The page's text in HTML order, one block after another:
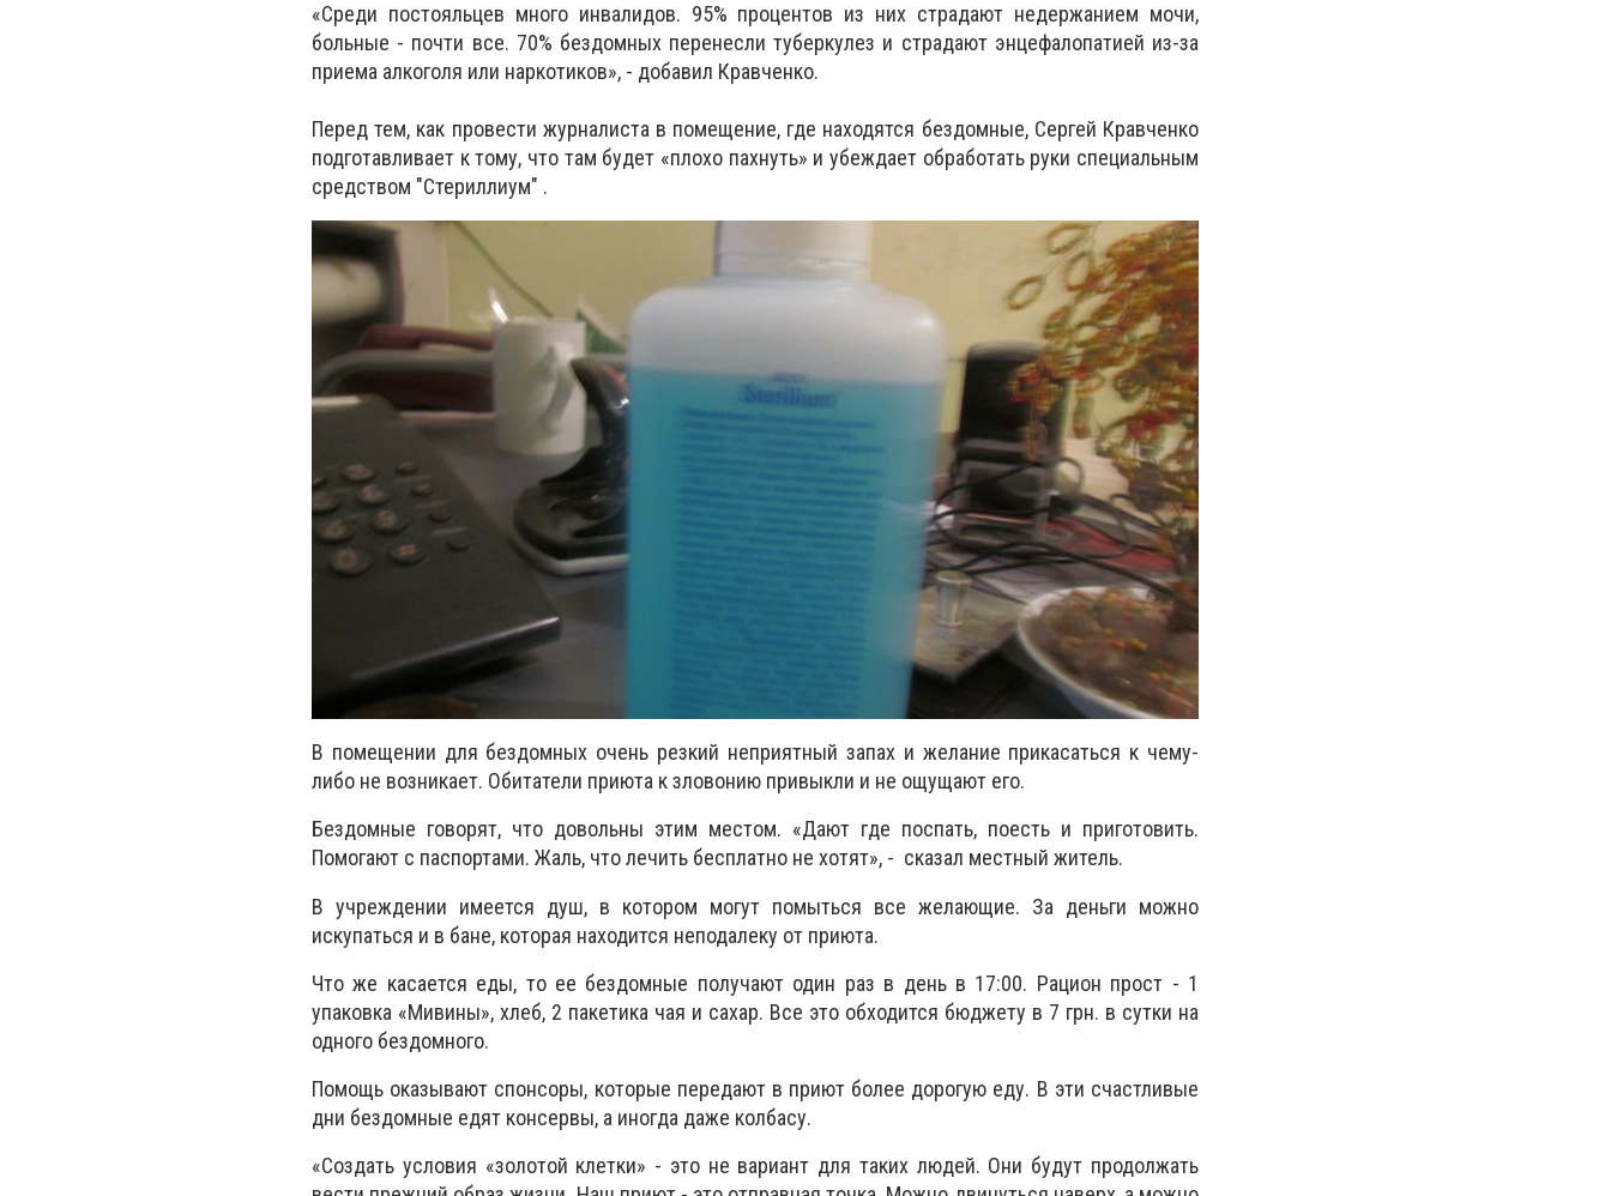
«Среди постояльцев много инвалидов. 95% процентов из них страдают недержанием мочи,
больные - почти все. 70% бездомных перенесли туберкулез и страдают энцефалопатией из-за
приема алкоголя или наркотиков», - добавил Кравченко.
Перед тем, как провести журналиста в помещение, где находятся бездомные, Сергей Кравченко
подготавливает к тому, что там будет «плохо пахнуть» и убеждает обработать руки специальным
средством "Стериллиум" .
В помещении для бездомных очень резкий неприятный запах и желание прикасаться к чему-
либо не возникает. Обитатели приюта к зловонию привыкли и не ощущают его.
Бездомные говорят, что довольны этим местом. «Дают где поспать, поесть и приготовить.
Помогают с паспортами. Жаль, что лечить бесплатно не хотят», - сказал местный житель.
В учреждении имеется душ, в котором могут помыться все желающие. За деньги можно
искупаться и в бане, которая находится неподалеку от приюта.
Что же касается еды, то ее бездомные получают один раз в день в 17:00. Рацион прост - 1
упаковка «Мивины», хлеб, 2 пакетика чая и сахар. Все это обходится бюджету в 7 грн. в сутки на
одного бездомного.
Помощь оказывают спонсоры, которые передают в приют более дорогую еду. В эти счастливые
дни бездомные едят консервы, а иногда даже колбасу.
«Создать условия «золотой клетки» - это не вариант для таких людей. Они будут продолжать